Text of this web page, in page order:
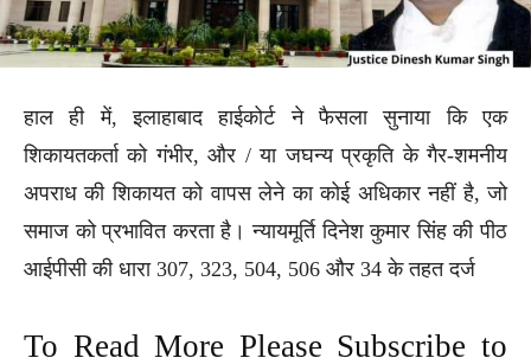
हाल ही में, इलाहाबाद हाईकोर्ट ने फैसला सुनाया कि एक
शिकायतकर्ता को गंभीर, और / या जघन्य प्रकृति के गैर-शमनीय
अपराध की शिकायत को वापस लेने का कोई अधिकार नहीं है, जो
समाज को प्रभावित करता है। न्यायमूर्ति दिनेश कुमार सिंह की पीठ
आईपीसी की धारा 307, 323, 504, 506 और 34 के तहत दर्ज
To Read More Please Subscribe to